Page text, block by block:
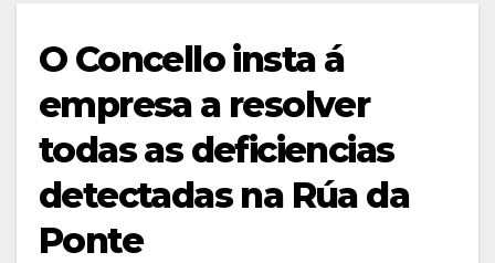
O Concello insta á
empresa a resolver
todas as deficiencias
detectadas na Rúa da
Ponte